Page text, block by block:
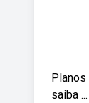
Planos
saiba ...